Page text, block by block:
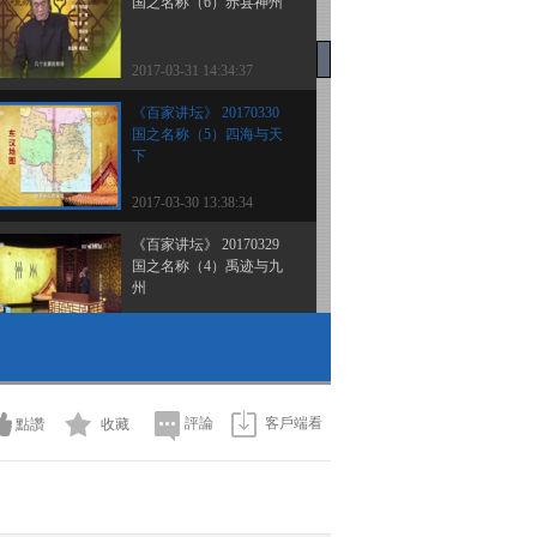
2017-03-31 14:34:37
《百家讲坛》 20170330
国之名称（5）四海与天
下
2017-03-30 13:38:34
《百家讲坛》 20170329
国之名称（4）禹迹与九
州
2017-03-28 13:44:29
国之名称（1）中国
點讚 收藏 評論 客戶端看